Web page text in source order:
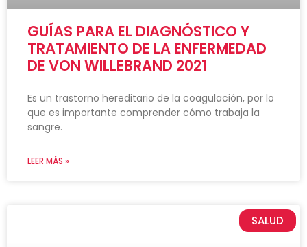
GUÍAS PARA EL DIAGNÓSTICO Y
TRATAMIENTO DE LA ENFERMEDAD
DE VON WILLEBRAND 2021
Es un trastorno hereditario de la coagulación, por lo
que es importante comprender cómo trabaja la
sangre.
LEER MÁS »
SALUD